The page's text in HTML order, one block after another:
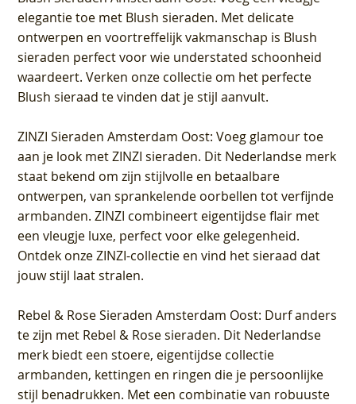
elegantie toe met Blush sieraden. Met delicate
ontwerpen en voortreffelijk vakmanschap is Blush
sieraden perfect voor wie understated schoonheid
waardeert. Verken onze collectie om het perfecte
Blush sieraad te vinden dat je stijl aanvult.
ZINZI Sieraden Amsterdam Oost: Voeg glamour toe
aan je look met ZINZI sieraden. Dit Nederlandse merk
staat bekend om zijn stijlvolle en betaalbare
ontwerpen, van sprankelende oorbellen tot verfijnde
armbanden. ZINZI combineert eigentijdse flair met
een vleugje luxe, perfect voor elke gelegenheid.
Ontdek onze ZINZI-collectie en vind het sieraad dat
jouw stijl laat stralen.
Rebel & Rose Sieraden Amsterdam Oost: Durf anders
te zijn met Rebel & Rose sieraden. Dit Nederlandse
merk biedt een stoere, eigentijdse collectie
armbanden, kettingen en ringen die je persoonlijke
stijl benadrukken. Met een combinatie van robuuste